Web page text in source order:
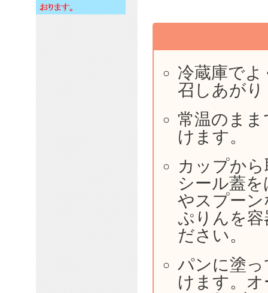
冷蔵庫で
召しあが
常温のま
けます。
カップか
シール蓋
やスプー
ぷりんを
ださい。
パンに塗
けます。